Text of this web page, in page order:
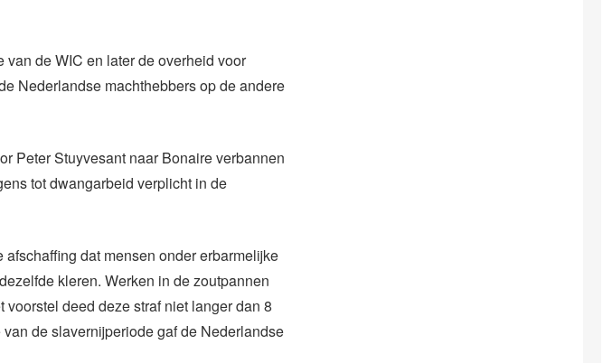
de WIC en later de overheid voor
Nederlandse machthebbers op de andere
Peter Stuyvesant naar Bonaire verbannen
tot dwangarbeid verplicht in de
dat mensen onder erbarmelijke
kleren. Werken in de zoutpannen
deed deze straf niet langer dan 8
de slavernijperiode gaf de Nederlandse